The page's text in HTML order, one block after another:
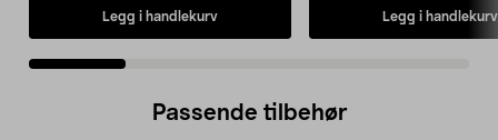
Legg i handlekurv Legg i handlekurv
Passende tilbehør